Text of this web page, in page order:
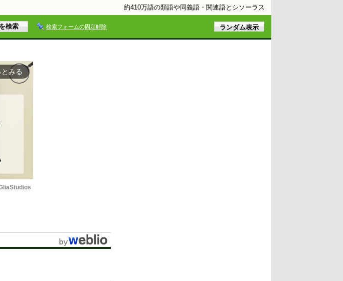
約410万語の類語や同義語・関連語とシソーラス
検索フォームの固定解除
とみる